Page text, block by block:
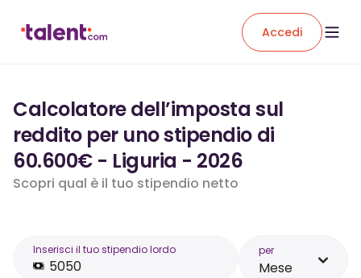
Accedi
Calcolatore dell’imposta sul
reddito per uno stipendio di
60.600€ - Liguria - 2026
Scopri qual è il tuo stipendio netto
Inserisci il tuo stipendio lordo per
Mese